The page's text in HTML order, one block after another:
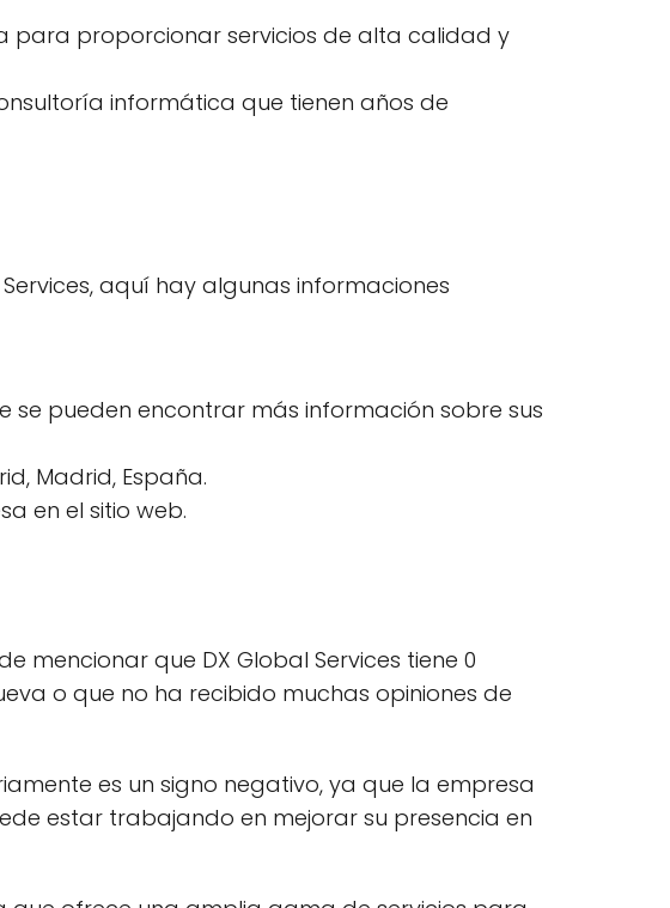
para proporcionar servicios de alta calidad y
informática que tienen años de
aquí hay algunas informaciones
se pueden encontrar más información sobre sus
Madrid, España.
en el sitio web.
mencionar que DX Global Services tiene 0
o que no ha recibido muchas opiniones de
es un signo negativo, ya que la empresa
estar trabajando en mejorar su presencia en